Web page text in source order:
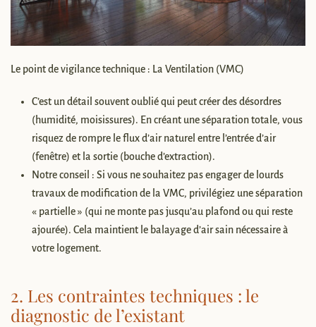
Le point de vigilance technique : La Ventilation (VMC)
C’est un détail souvent oublié qui peut créer des désordres
(humidité, moisissures). En créant une séparation totale, vous
risquez de rompre le flux d’air naturel entre l’entrée d’air
(fenêtre) et la sortie (bouche d’extraction).
Notre conseil : Si vous ne souhaitez pas engager de lourds
travaux de modification de la VMC, privilégiez une séparation
« partielle » (qui ne monte pas jusqu’au plafond ou qui reste
ajourée). Cela maintient le balayage d’air sain nécessaire à
votre logement.
2. Les contraintes techniques : le
diagnostic de l’existant